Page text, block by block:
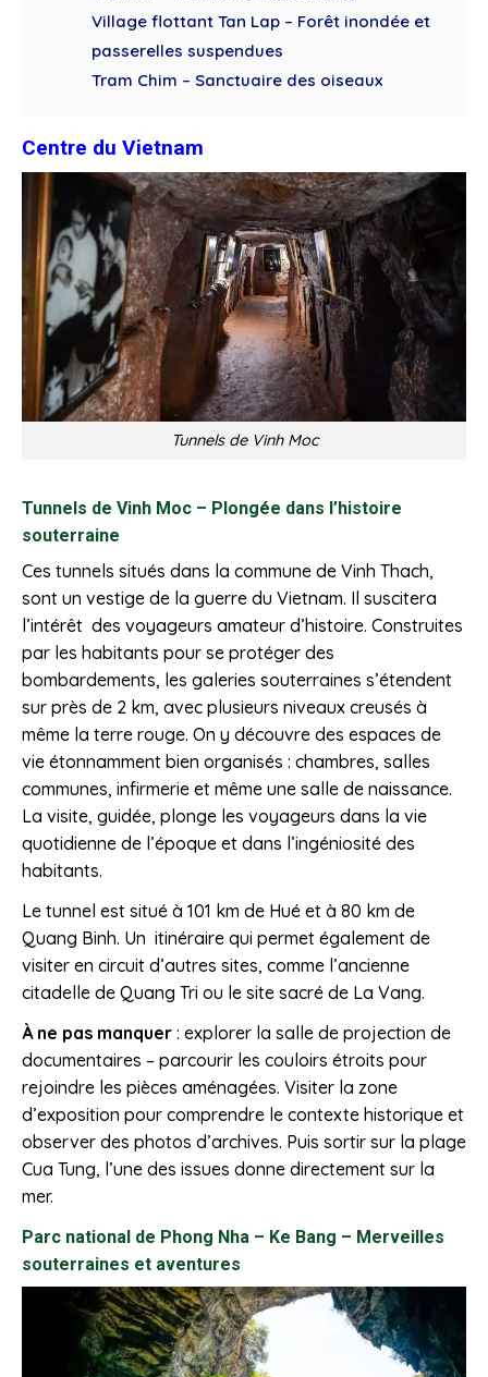
Village flottant Tan Lap – Forêt inondée et
passerelles suspendues
Tram Chim – Sanctuaire des oiseaux
Centre du Vietnam
Tunnels de Vinh Moc
Tunnels de Vinh Moc – Plongée dans l’histoire
souterraine
Ces tunnels situés dans la commune de Vinh Thach,
sont un vestige de la guerre du Vietnam. Il suscitera
l’intérêt des voyageurs amateur d’histoire. Construites
par les habitants pour se protéger des
bombardements, les galeries souterraines s’étendent
sur près de 2 km, avec plusieurs niveaux creusés à
même la terre rouge. On y découvre des espaces de
vie étonnamment bien organisés : chambres, salles
communes, infirmerie et même une salle de naissance.
La visite, guidée, plonge les voyageurs dans la vie
quotidienne de l’époque et dans l’ingéniosité des
habitants.
Le tunnel est situé à 101 km de Hué et à 80 km de
Quang Binh. Un itinéraire qui permet également de
visiter en circuit d’autres sites, comme l’ancienne
citadelle de Quang Tri ou le site sacré de La Vang.
À ne pas manquer : explorer la salle de projection de
documentaires – parcourir les couloirs étroits pour
rejoindre les pièces aménagées. Visiter la zone
d’exposition pour comprendre le contexte historique et
observer des photos d’archives. Puis sortir sur la plage
Cua Tung, l’une des issues donne directement sur la
mer.
Parc national de Phong Nha – Ke Bang – Merveilles
souterraines et aventures